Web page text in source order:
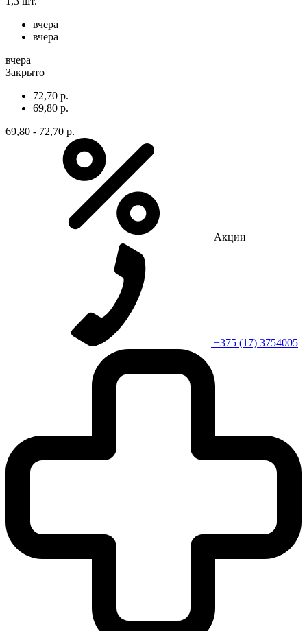
вчера
вчера
вчера
Закрыто
72,70 р.
69,80 р.
69,80 - 72,70 р.
Акции
+375 (17) 3754005